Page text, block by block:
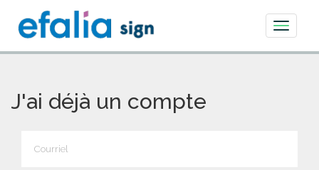
Toggle
J'ai déjà un compte